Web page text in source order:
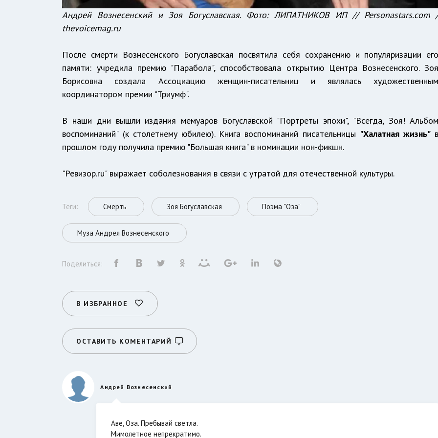
Андрей Вознесенский и Зоя Богуславская. Фото: ЛИПАТНИКОВ ИП // Personastars.com
thevoicemag.ru
После смерти Вознесенского Богуславская посвятила себя сохранению и популяризации его
памяти: учредила премию "Парабола", способствовала открытию Центра Вознесенского. Зоя
Борисовна создала Ассоциацию женщин-писательниц и являлась художественным
координатором премии "Триумф".
В наши дни вышли издания мемуаров Богуславской "Портреты эпохи", "Всегда, Зоя! Альбом
воспоминаний" (к столетнему юбилею). Книга воспоминаний писательницы "Халатная жизнь" в
прошлом году получила премию "Большая книга" в номинации нон-фикшн.
"Ревизор.ru" выражает соболезнования в связи с утратой для отечественной культуры.
Теги: Смерть Зоя Богуславская Поэма "Оза"
Муза Андрея Вознесенского
Поделиться:
В ИЗБРАННОЕ
ОСТАВИТЬ КОМЕНТАРИЙ
Андрей Вознесенский
Аве, Оза. Пребывай светла.
Мимолетное непрекратимо.